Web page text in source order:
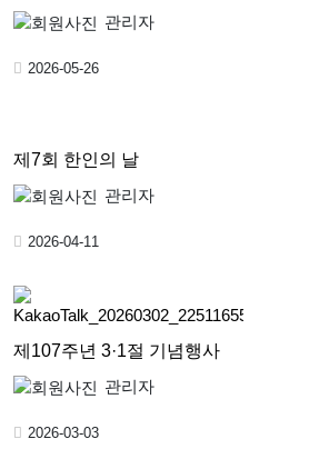
‘사랑…
관리자
2026-05-26
제7회 한인의 날
관리자
2026-04-11
제107주년 3·1절 기념행사
관리자
2026-03-03